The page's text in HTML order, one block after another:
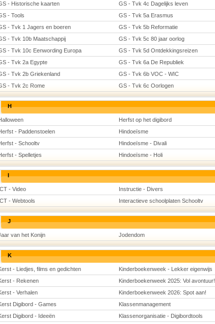
- Historische kaarten GS - Tvk 4c Dagelijks leven
- Tools
GS - Tvk 5a Erasmus
- Tvk 1 Jagers en boeren
GS - Tvk 5b Reformatie
- Tvk 10b Maatschappij
GS - Tvk 5c 80 jaar oorlog
- Tvk 10c Eenwording Europa
GS - Tvk 5d Ontdekkingsreizen
- Tvk 2a Egypte
GS - Tvk 6a De Republiek
- Tvk 2b Griekenland
GS - Tvk 6b VOC - WIC
- Tvk 2c Rome
GS - Tvk 6c Oorlogen
H
Herfst op het digibord
- Paddenstoelen
Hindoeïsme
- Schooltv
Hindoeïsme - Divali
- Spelletjes
Hindoeïsme - Holi
I
- Video Instructie - Divers
- Webtools
Interactieve schoolplaten Schooltv
J
van het Konijn Jodendom
K
- Liedjes, films en gedichten Kinderboekenweek - Lekker eigenwijs
- Rekenen
Kinderboekenweek 2025: Vol avontuur!
- Verhalen
Kinderboekenweek 2026: Spot aan!
Digibord - Games
Klassenmanagement
Digibord - Ideeën
Klassenorganisatie - Digibordtools